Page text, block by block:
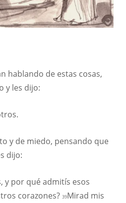
hablando de estas cosas,
y les dijo:
y de miedo, pensando que
dijo:
y por qué admitís esos
corazones? 39Mirad mis